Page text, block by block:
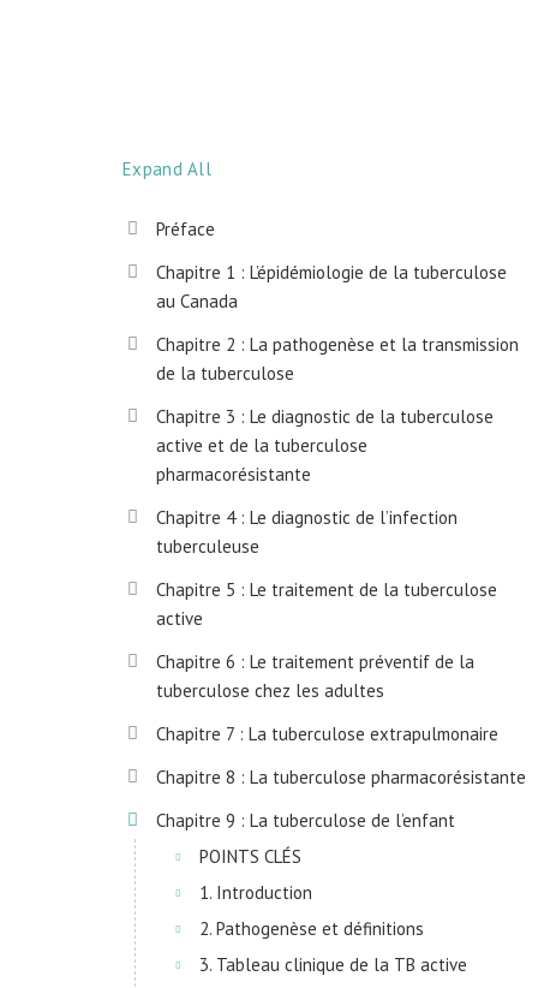
Expand All
Préface
Chapitre 1 : L’épidémiologie de la tuberculose
au Canada
Chapitre 2 : La pathogenèse et la transmission
de la tuberculose
Chapitre 3 : Le diagnostic de la tuberculose
active et de la tuberculose
pharmacorésistante
Chapitre 4 : Le diagnostic de l’infection
tuberculeuse
Chapitre 5 : Le traitement de la tuberculose
active
Chapitre 6 : Le traitement préventif de la
tuberculose chez les adultes
Chapitre 7 : La tuberculose extrapulmonaire
Chapitre 8 : La tuberculose pharmacorésistante
Chapitre 9 : La tuberculose de l’enfant
POINTS CLÉS
1. Introduction
2. Pathogenèse et définitions
3. Tableau clinique de la TB active